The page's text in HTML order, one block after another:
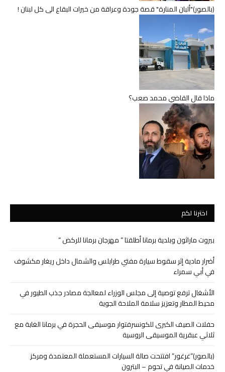
(بالصور)"ألبان المنارة" قصة جودة وعراقة من خيرات البقاع الى كل لبنان !
ماذا قال القاضي محمد صعب؟
اخترنا لكم
بيروت ماراثون وبلدية برمانا أطلقتا ” مهرجان برمانا للركض “
أضرار مادية إثر سقوط سيارة مفتي طرابلس والشمال داخل ريغار مكشوف
في أبي سمراء
الأشغال ترفع توصية إلى مجلس الوزراء لمعالجة مصادر جذب الطيور في
محيط المطار وتعزيز سلامة الملاحة الجوية
حفلات الصيف الكبرى للكونسرفتوار موسيقى الحجرة في برمانا الغابة مع
ثلاثي عبقرية الموسيقى الروسية
(بالصور)”غرغور” افتتحت صالة السيارات المستعملة المعتمدة ومركز
خدمات الصيانة في تحوم – البترون